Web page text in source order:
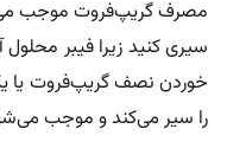
مصرف گریپ‌فروت موجب
سیری کنید زیرا فیبر
خوردن نصف گریپ‌فروت یا
را سیر می‌کند و موجب